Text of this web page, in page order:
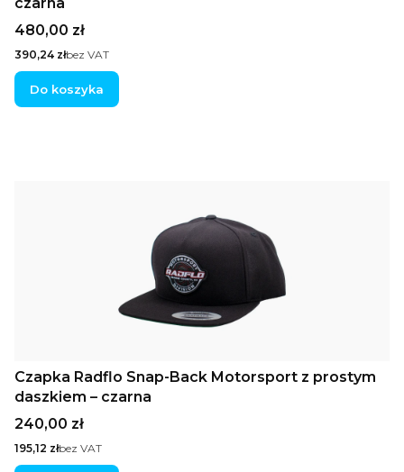
Cena
480,00 zł
Cena
390,24 złbez VAT
Do koszyka
Czapka Radflo Snap-Back Motorsport z prostym
daszkiem – czarna
Cena
240,00 zł
Cena
195,12 złbez VAT